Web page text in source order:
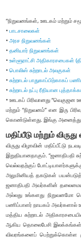
“நிறுவனங்கள், ஊடகம் மற்றும்
• பாடசாலைகள்
• அரச நிறுவனங்கள்
• தனியார் நிறுவனங்கள்
• உள்ளூராட்சி அதிகாரசபைகள்
• பொலிஸ் சுற்றாடல் அலகுகள்
• சுற்றாடல் பாதுகாப்பிற்காகப்
• சுற்றாடல் நட்பு ரீதியான
• ஊடகப் பிரிவானது “வெகுஜன
மற்றும் “நிறுவனம்” என இரு
கொண்டுள்ளது. இங்கு அனைத்து
மதிப்பீடு மற்றும் விருது
விருது விழாவின் மதிப்பீட்டு
இறுதியானதாகும். “ஜனாதிபதி
வெல்வதற்குப்
அலுமினியத் தகடுகள்
ஜனாதிபதி அவர்களின்
அல்லது உங்களது நிறுவனமோ
பணிப்பாளர் நாயகம் அவர்களால்
மத்திய சுற்றாடல்
ஆகிய தொலைபேசி இலக்கங்கள்
விவரங்களைப் பெற்றுக்கொள்ள